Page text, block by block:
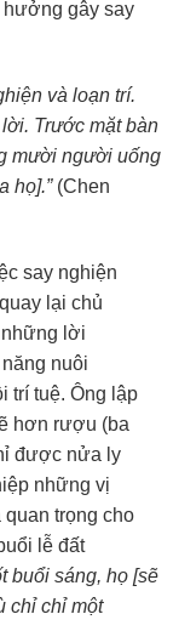
hưởng gây say
và loạn trí.
Trước mặtbàn
mười người uống
họ].”(Chen
say nghiện
lại chủ
lời
nuôi
trí tuệ. Ông lập
hơn rượu (ba
được nửa ly
những vị
trọng cho
lễ đất
buổi sáng, họ [sẽ
chỉ chỉ một